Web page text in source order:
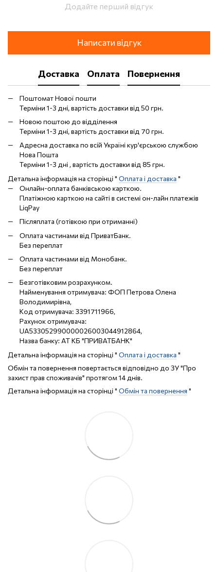
Додайте перший відгук
Написати відгук
Доставка Оплата Повернення
Поштомат Нової пошти
Терміни 1-3 дні, вартість доставки від 50 грн.
Новою поштою до відділення
Терміни 1-3 дні, вартість доставки від 70 грн.
Адресна доставка по всій Україні кур'єрською службою
Нова Пошта
Терміни 1-3 дні , вартість доставки від 85 грн.
Детальна інформація на сторінці " Оплата і доставка "
Онлайн-оплата банківською карткою.
Платіжною карткою на сайті в системі он-лайн платежів
LiqPay
Післяплата (готівкою при отриманні)
Оплата частинами від ПриватБанк.
Без переплат
Оплата частинами від Монобанк.
Без переплат
Безготівковим розрахунком.
Найменування отримувача: ФОП Петрова Олена
Володимирівна,
Код отримувача: 3391711966,
Рахунок отримувача:
UA533052990000026003044912864,
Назва банку: АТ КБ "ПРИВАТБАНК"
Детальна інформація на сторінці " Оплата і доставка "
Обмін та повернення повертається відповідно до ЗУ "Про
захист прав споживачів" протягом 14 днів.
Детальна інформація на сторінці " Обмін та повернення "